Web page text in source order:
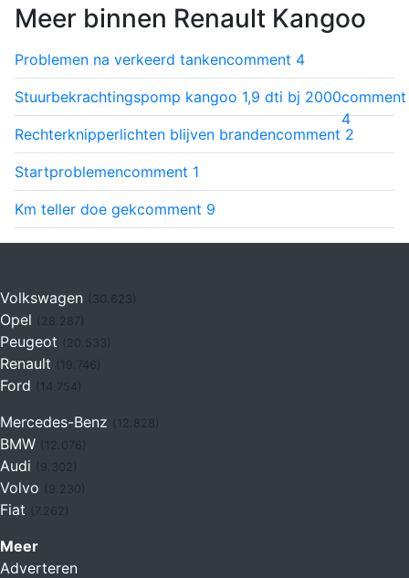
Meer binnen Renault Kangoo
Problemen na verkeerd tankencomment 4
Stuurbekrachtingspomp kangoo 1,9 dti bj 2000comment
4
Rechterknipperlichten blijven brandencomment 2
Startproblemencomment 1
Km teller doe gekcomment 9
Volkswagen (30.623)
Opel
Peugeot
Renault (19.746)
Ford (14.754)
Mercedes-Benz
BMW (12.076)
Audi
Volvo
Fiat (7.262)
Meer
Adverteren